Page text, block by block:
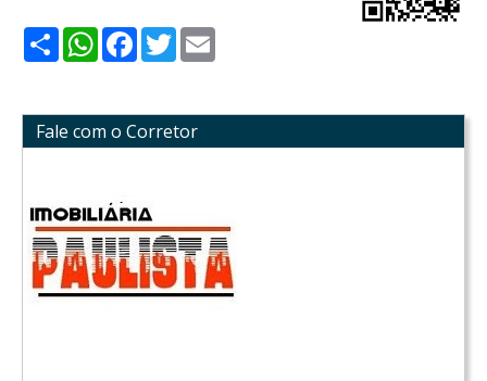
ShareWhatsApp
Facebook
Twitter
Fale com o Corretor